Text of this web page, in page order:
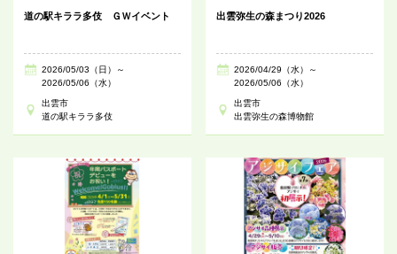
道の駅キララ多伎 ＧＷイベント
2026/05/03（日）～
2026/05/06（水）
出雲市
道の駅キララ多伎
出雲弥生の森まつり2026
2026/04/29（水）～
2026/05/06（水）
出雲市
出雲弥生の森博物館